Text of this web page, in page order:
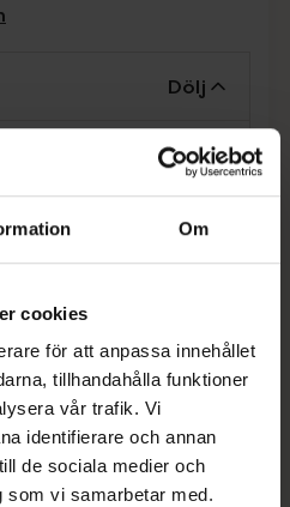
Om
cookies
för att anpassa innehållet
tillhandahålla funktioner
vår trafik. Vi
identifierare och annan
de sociala medier och
som vi samarbetar med.
Dölj
Pen kan du skapa allt
enkelt i glesare
puderformulan
skick hela dagen.
användas för att
samtidigt som
och genomarbetad
kr